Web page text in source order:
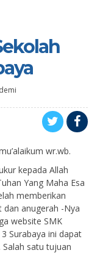
wr.wb.
kepada Allah
Yang Maha Esa
memberikan
dan anugerah -Nya
website SMK
Surabaya ini dapat
Salah satu tujuan